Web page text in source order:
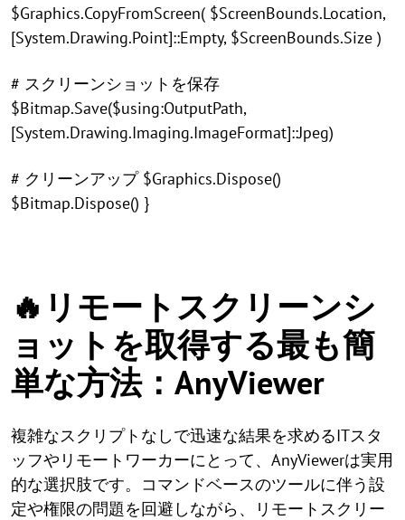
$Graphics.CopyFromScreen( $ScreenBounds.Location,
[System.Drawing.Point]::Empty, $ScreenBounds.Size )
# スクリーンショットを保存
$Bitmap.Save($using:OutputPath,
[System.Drawing.Imaging.ImageFormat]::Jpeg)
# クリーンアップ $Graphics.Dispose()
$Bitmap.Dispose() }
🔥リモートスクリーンシ
ョットを取得する最も簡
単な方法：AnyViewer
複雑なスクリプトなしで迅速な結果を求めるITスタ
ッフやリモートワーカーにとって、AnyViewerは実用
的な選択肢です。コマンドベースのツールに伴う設
定や権限の問題を回避しながら、リモートスクリー